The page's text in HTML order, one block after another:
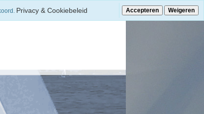
Privacy & Cookiebeleid Accepteren Weigeren